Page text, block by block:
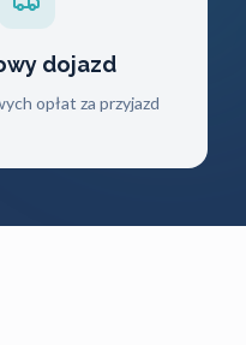
dojazd
opłat za przyjazd